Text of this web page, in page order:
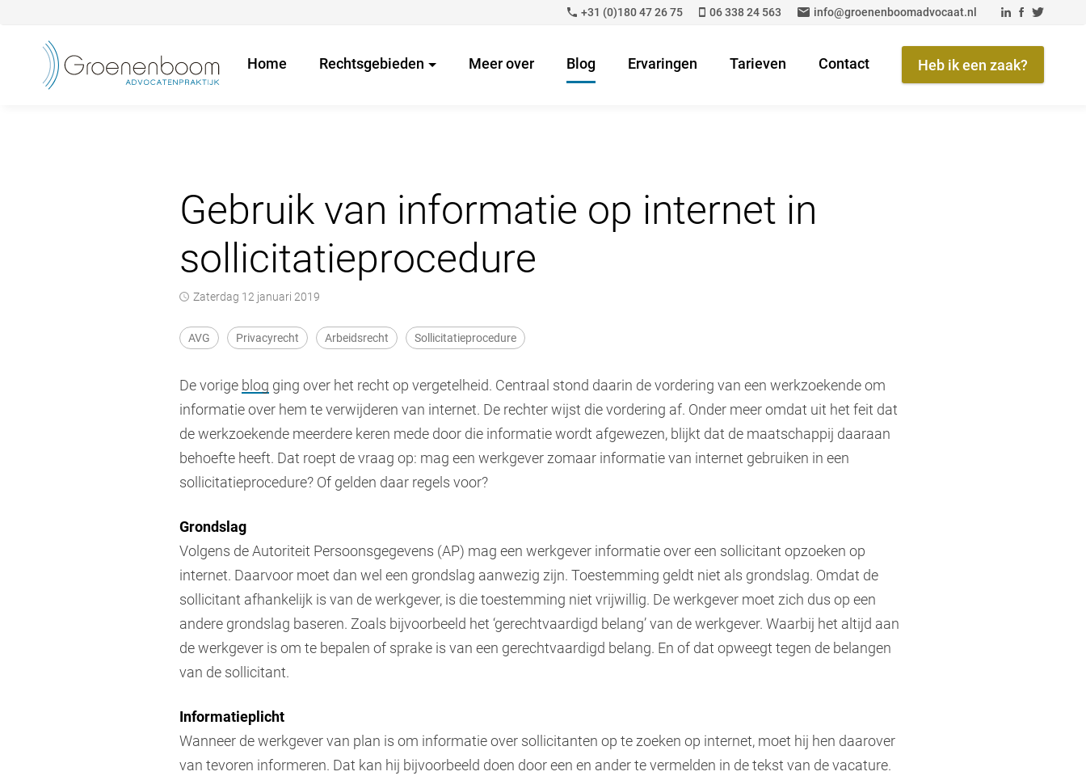
+31 (0)180 47 26 75 06 338 24 563 info@groenenboomadvocaat.nl
Home Rechtsgebieden Meer over Blog Ervaringen Tarieven Contact Heb ik een zaak?
Gebruik van informatie op internet in
sollicitatieprocedure
zaterdag 12 januari 2019
AVG Privacyrecht Arbeidsrecht Sollicitatieprocedure
De vorige blog ging over het recht op vergetelheid. Centraal stond daarin de vordering van een werkzoekende om
informatie over hem te verwijderen van internet. De rechter wijst die vordering af. Onder meer omdat uit het feit dat
de werkzoekende meerdere keren mede door die informatie wordt afgewezen, blijkt dat de maatschappij daaraan
behoefte heeft. Dat roept de vraag op: mag een werkgever zomaar informatie van internet gebruiken in een
sollicitatieprocedure? Of gelden daar regels voor?
Grondslag
Volgens de Autoriteit Persoonsgegevens (AP) mag een werkgever informatie over een sollicitant opzoeken op
internet. Daarvoor moet dan wel een grondslag aanwezig zijn. Toestemming geldt niet als grondslag. Omdat de
sollicitant afhankelijk is van de werkgever, is die toestemming niet vrijwillig. De werkgever moet zich dus op een
andere grondslag baseren. Zoals bijvoorbeeld het ‘gerechtvaardigd belang’ van de werkgever. Waarbij het altijd aan
de werkgever is om te bepalen of sprake is van een gerechtvaardigd belang. En of dat opweegt tegen de belangen
van de sollicitant.
Informatieplicht
Wanneer de werkgever van plan is om informatie over sollicitanten op te zoeken op internet, moet hij hen daarover
van tevoren informeren. Dat kan hij bijvoorbeeld doen door een en ander te vermelden in de tekst van de vacature.